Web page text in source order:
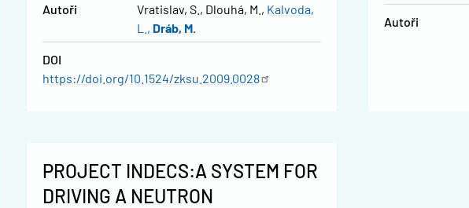
Autoři Vratislav, S. Dlouhá, M.
Kalvoda,
L.
Dráb, M.
DOI
https://doi.org/10.1524/zksu.2009.0028
Autoři
PROJECT INDECS:A SYSTEM FOR
DRIVING A NEUTRON